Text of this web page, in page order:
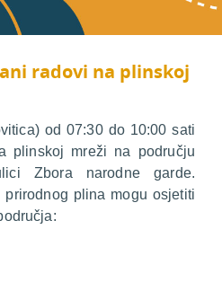
radovi na plinskoj
od 07:30 do 10:00 sati
plinskoj mreži na području
Zbora narodne garde.
prirodnog plina mogu osjetiti